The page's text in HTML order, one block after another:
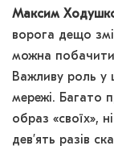
Максим
ворога дещо
можна побачити
Важливу роль у
мережі. Багато
образ «своїх»,
дев’ять разів